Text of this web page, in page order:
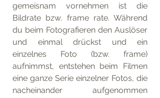
gemeisnam vornehmen ist die
Bildrate bzw. frame rate. Während
du beim Fotografieren den Auslöser
und einmal drückst und ein
einzelnes Foto (bzw. frame)
aufnimmst, entstehen beim Filmen
eine ganze Serie einzelner Fotos, die
nacheinander aufgenommen